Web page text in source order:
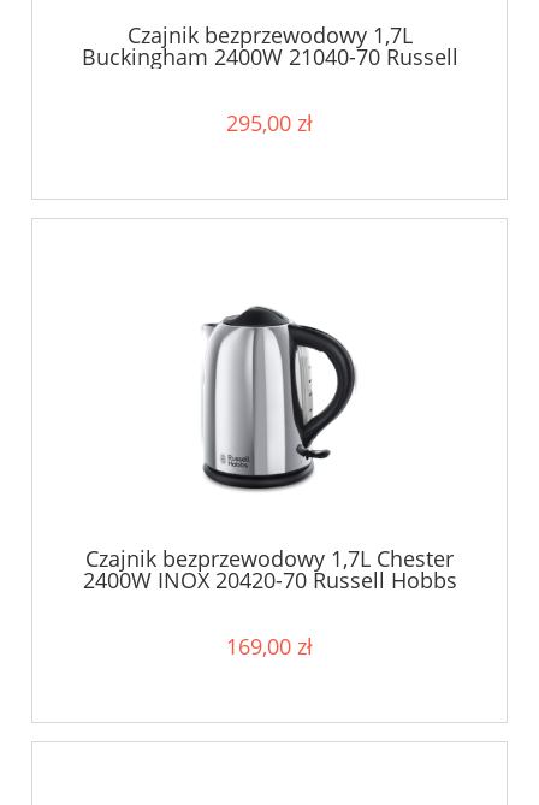
Czajnik bezprzewodowy 1,7L
Buckingham 2400W 21040-70 Russell
295,00 zł
Czajnik bezprzewodowy 1,7L Chester
2400W INOX 20420-70 Russell Hobbs
169,00 zł